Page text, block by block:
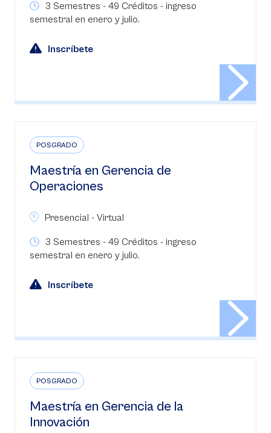
3 Semestres - 49 Créditos - ingreso
semestral en enero y julio.
Inscríbete
POSGRADO
Maestría en Gerencia de
Operaciones
Presencial - Virtual
3 Semestres - 49 Créditos - ingreso
semestral en enero y julio.
Inscríbete
POSGRADO
Maestría en Gerencia de la
Innovación